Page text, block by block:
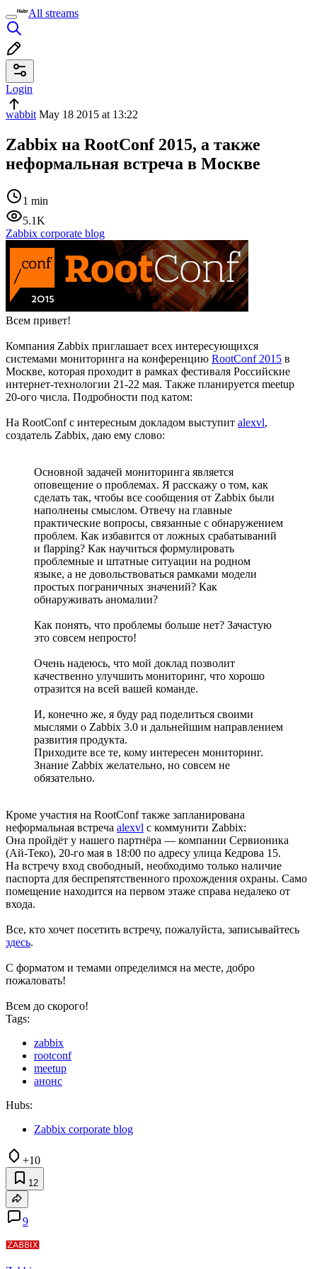
All streams
Login
wabbit May 18 2015 at 13:22
Zabbix на RootConf 2015, а также
неформальная встреча в Москве
1 min
5.1K
Zabbix corporate blog
Всем привет!
Компания Zabbix приглашает всех интересующихся
системами мониторинга на конференцию RootConf 2015 в
Москве, которая проходит в рамках фестиваля Российские
интернет-технологии 21-22 мая. Также планируется meetup
20-ого числа. Подробности под катом:
На RootConf с интересным докладом выступит alexvl,
создатель Zabbix, даю ему слово:
Основной задачей мониторинга является
оповещение о проблемах. Я расскажу о том, как
сделать так, чтобы все сообщения от Zabbix были
наполнены смыслом. Отвечу на главные
практические вопросы, связанные с обнаружением
проблем. Как избавится от ложных срабатываний
и flapping? Как научиться формулировать
проблемные и штатные ситуации на родном
языке, а не довольствоваться рамками модели
простых пограничных значений? Как
обнаруживать аномалии?
Как понять, что проблемы больше нет? Зачастую
это совсем непросто!
Очень надеюсь, что мой доклад позволит
качественно улучшить мониторинг, что хорошо
отразится на всей вашей команде.
И, конечно же, я буду рад поделиться своими
мыслями о Zabbix 3.0 и дальнейшим направлением
развития продукта.
Приходите все те, кому интересен мониторинг.
Знание Zabbix желательно, но совсем не
обязательно.
Кроме участия на RootConf также запланирована
неформальная встреча alexvl с коммунити Zabbix:
Она пройдёт у нашего партнёра — компании Сервионика
(Ай-Теко), 20-го мая в 18:00 по адресу улица Кедрова 15.
На встречу вход свободный, необходимо только наличие
паспорта для беспрепятственного прохождения охраны. Само
помещение находится на первом этаже справа недалеко от
входа.
Все, кто хочет посетить встречу, пожалуйста, записывайтесь
здесь.
С форматом и темами определимся на месте, добро
пожаловать!
Всем до скорого!
Tags:
zabbix
rootconf
meetup
анонс
Hubs:
Zabbix corporate blog
+10
12
9